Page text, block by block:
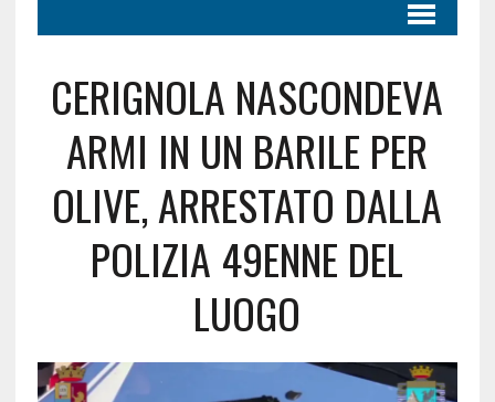
CERIGNOLA NASCONDEVA
ARMI IN UN BARILE PER
OLIVE, ARRESTATO DALLA
POLIZIA 49ENNE DEL
LUOGO